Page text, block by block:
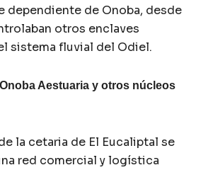
dependiente de Onoba, desde
otros enclaves
sistema fluvial del Odiel.
Aestuaria y otros núcleos
la cetaria de El Eucaliptal se
red comercial y logística